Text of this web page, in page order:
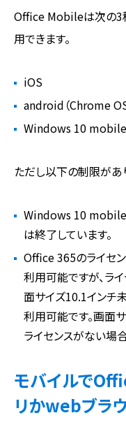
Office Mobileは次の3
用できます。
iOS
android（Chrome OS
Windows 10 mobile
ただし以下の制限があ
Windows 10 mobile
は終了しています。
Office 365のライセ
利用可能ですが、ラ
面サイズ10.1インチ
利用可能です。画面
ライセンスがない場
モバイルで
リかwebブラ